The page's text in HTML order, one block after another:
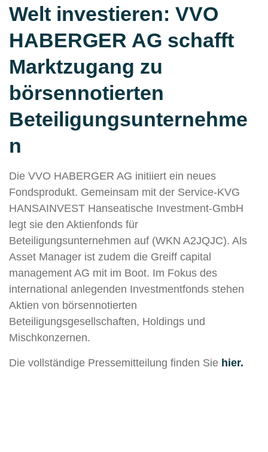
Welt investieren: VVO
HABERGER AG schafft
Marktzugang zu
börsennotierten
Beteiligungsunternehme
n
Die VVO HABERGER AG initiiert ein neues
Fondsprodukt. Gemeinsam mit der Service-KVG
HANSAINVEST Hanseatische Investment-GmbH
legt sie den Aktienfonds für
Beteiligungsunternehmen auf (WKN A2JQJC). Als
Asset Manager ist zudem die Greiff capital
management AG mit im Boot. Im Fokus des
international anlegenden Investmentfonds stehen
Aktien von börsennotierten
Beteiligungsgesellschaften, Holdings und
Mischkonzernen.
Die vollständige Pressemitteilung finden Sie hier.